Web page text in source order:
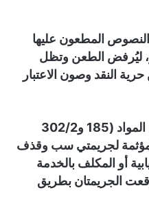
المطعون عليها
ليُرفض الطعن وتظل
حرية النقد وصون الاعتبار
وكانت الدعوى متعلقة بنصوص المواد (185 و302/2
المؤثمة لجريمتي سب وقذف
أو المكلف بالخدمة
الجريمتان بطريق